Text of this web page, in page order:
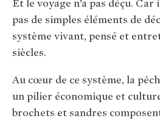
pas de simples éléments de
système vivant, pensé et
siècles.
Au cœur de ce système, la
un pilier économique et
brochets et sandres